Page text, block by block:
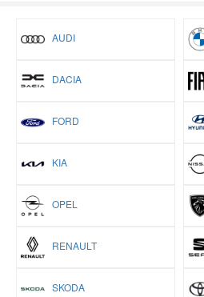
AUDI
DACIA
FORD
KIA
OPEL
RENAULT
SKODA